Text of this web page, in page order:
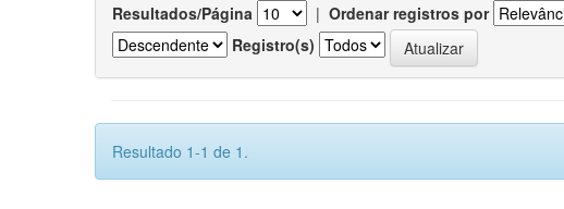
Resultados/Página | Ordenar registros por
Registro(s)
Resultado 1-1 de 1.